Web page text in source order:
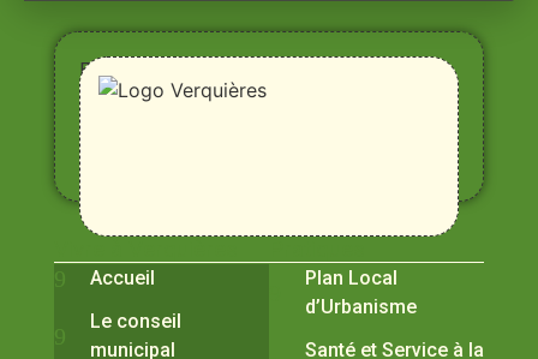
Entre
Rhône,
Alpilles
et
Durance
Accueil
Le conseil
municipal
Plan Local
d’Urbanisme
Santé et Service à la